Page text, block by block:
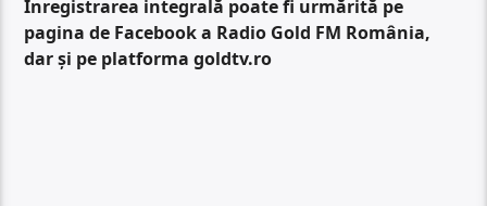
Înregistrarea integrală poate fi urmărită pe
pagina de Facebook a Radio Gold FM România,
dar și pe platforma goldtv.ro